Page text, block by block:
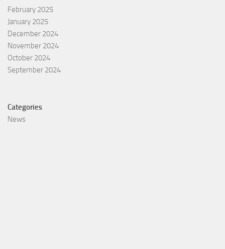
February 2025
January 2025
December 2024
November 2024
October 2024
September 2024
Categories
News